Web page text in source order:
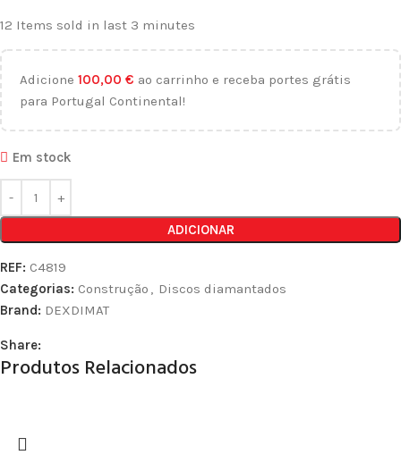
12 Items sold in last 3 minutes
Adicione 100,00 € ao carrinho e receba portes grátis
para Portugal Continental!
Em stock
ADICIONAR
REF: C4819
Categorias: Construção , Discos diamantados
Brand: DEXDIMAT
Share:
Produtos Relacionados